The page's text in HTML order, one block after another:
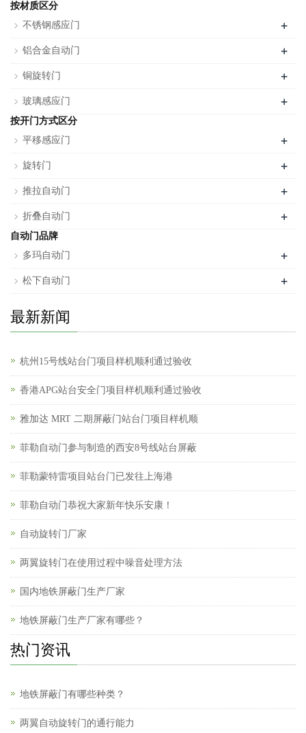
按材质区分
不锈钢感应门
+
铝合金自动门 +
铜旋转门 +
玻璃感应门 +
按开门方式区分
平移感应门
+
旋转门 +
推拉自动门 +
折叠自动门 +
自动门品牌
多玛自动门
+
松下自动门 +
最新新闻
杭州15号线站台门项目样机顺利通过验收
香港APG站台安全门项目样机顺利通过验收
雅加达 MRT 二期屏蔽门站台门项目样机顺
菲勒自动门参与制造的西安8号线站台屏蔽
菲勒蒙特雷项目站台门已发往上海港
菲勒自动门恭祝大家新年快乐安康！
自动旋转门厂家
两翼旋转门在使用过程中噪音处理方法
国内地铁屏蔽门生产厂家
地铁屏蔽门生产厂家有哪些？
热门资讯
地铁屏蔽门有哪些种类？
两翼自动旋转门的通行能力